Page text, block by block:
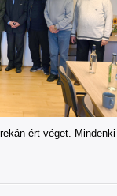
ért véget.